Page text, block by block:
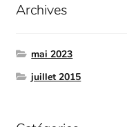
Archives
mai 2023
juillet 2015